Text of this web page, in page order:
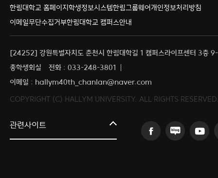
한림대학교 홈페이지학생정보시스템한림그룹웨어개인정보처리방침
이메일무단수집거부한림대학교 캠퍼스안내
[24252] 강원특별자치도 춘천시 한림대학길 1 캠퍼스라이프센터 3층
총학생회실
전화 : 033-248-3801
이메일 : hallym40th_chanlan@naver.com
COPYRIGHT (C) HALLYM UNIVERSITY. ALL RIGHTS
관련사이트
커뮤니티교육원